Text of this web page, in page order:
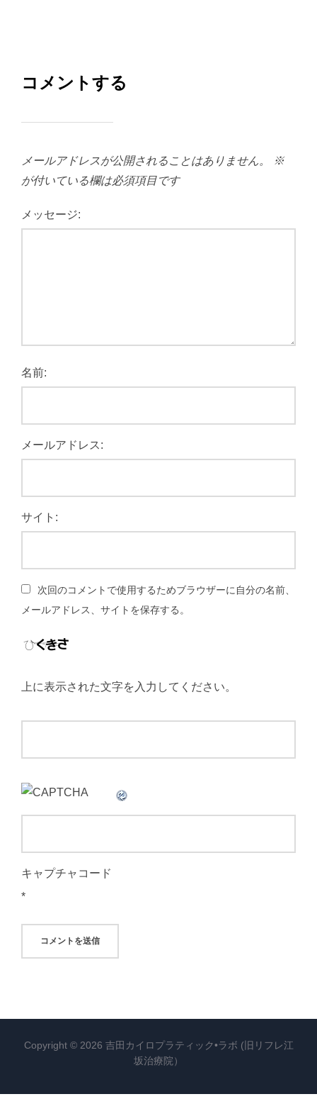
コメントする
メールアドレスが公開されることはありません。
※
が付いている欄は必須項目です
メッセージ:
名前:
メールアドレス:
サイト:
次回のコメントで使用するためブラウザーに自分の名前、
メールアドレス、サイトを保存する。
上に表示された文字を入力してください。
キャプチャコード
*
Copyright © 2026 吉田カイロプラティック•ラボ (旧リフレ江
坂治療院）